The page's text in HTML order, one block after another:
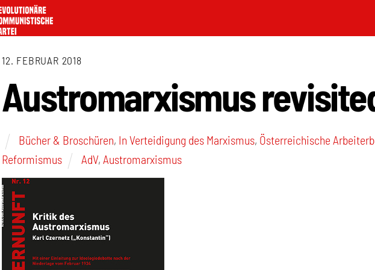
12. FEBRUAR 2018
Austromarxismus
Bücher & Broschüren, In Verteidigung des Marxismus, Österreichische
Reformismus
AdV, Austromarxismus